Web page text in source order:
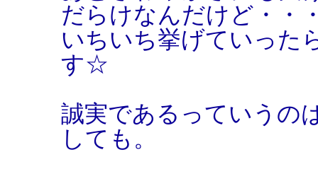
だらけなんだけど・・
いちいち挙げていった
す☆
誠実であるっていうの
しても。